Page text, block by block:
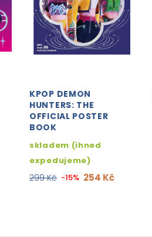
KPOP DEMON
HUNTERS: THE
OFFICIAL POSTER
BOOK
skladem (ihned
expedujeme)
299 Kč -15% 254 Kč